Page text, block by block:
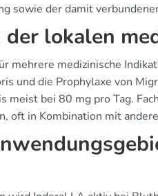
sowie der damit
lokalen
mehrere medizinische
und die Prophylaxe von
meist bei 80 mg pro Tag.
oft in Kombination mit